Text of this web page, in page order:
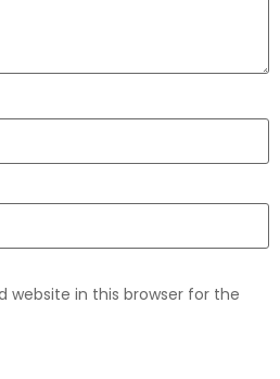
website in this browser for the